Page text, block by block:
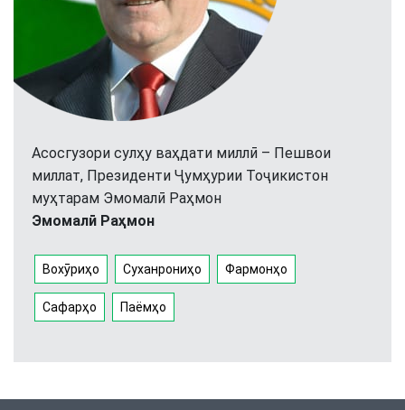
Асосгузори сулҳу ваҳдати миллӣ – Пешвои
миллат, Президенти Ҷумҳурии Тоҷикистон
муҳтарам Эмомалӣ Раҳмон
Эмомалӣ Раҳмон
Вохӯриҳо Суханрониҳо Фармонҳо
Сафарҳо Паёмҳо